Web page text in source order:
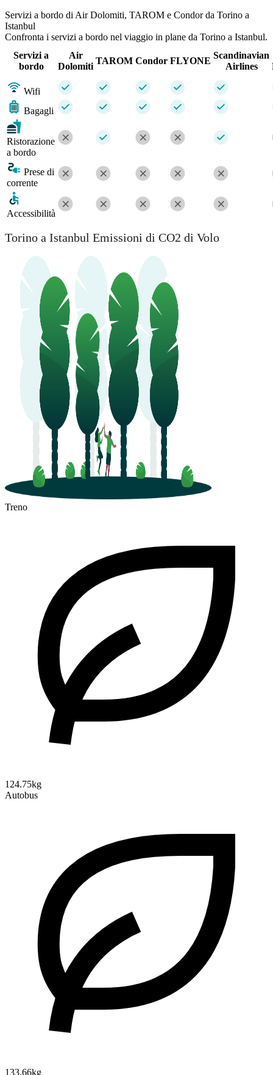
Servizi a bordo di Air Dolomiti, TAROM e Condor da Torino a
Istanbul
Confronta i servizi a bordo nel viaggio in plane da Torino a Istanbul.
Servizi a
bordo
Air
Dolomiti
TAROM Condor FLYONE
Scandinavian
Airlines
Wifi
Bagagli
Ristorazione
a bordo
Prese di
corrente
Accessibilità
Torino a Istanbul Emissioni di CO2 di Volo
Treno
124.75kg
Autobus
133.66kg